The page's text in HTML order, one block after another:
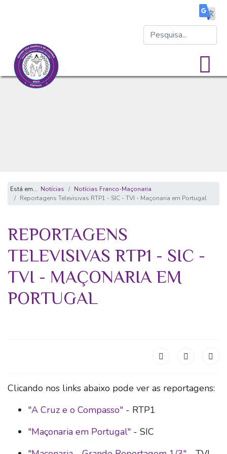
Está em... Notícias
Notícias Franco-Maçonaria
Reportagens Televisivas RTP1 - SIC - TVI - Maçonaria em Portugal
REPORTAGENS
TELEVISIVAS RTP1 - SIC -
TVI - MAÇONARIA EM
PORTUGAL
Clicando nos links abaixo pode ver as reportagens:
"A Cruz e o Compasso" - RTP1
"Maçonaria em Portugal" - SIC